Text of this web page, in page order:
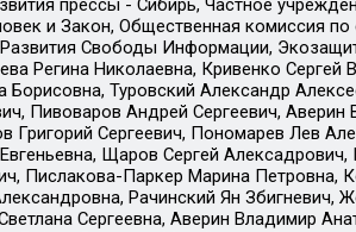
прессы - Сибирь, Частное
и Закон, Общественная комиссия
Развития Свободы Информации,
Регина Николаевна, Кривенко
Туровский Александр
Пивоваров Андрей Сергеевич,
Сергеевич, Пономарев Лев
Щаров Сергей
Пислакова-Паркер Марина Петровна,
Рачинский Ян
Сергеевна, Аверин Владимир